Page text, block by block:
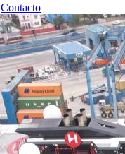
Contacto